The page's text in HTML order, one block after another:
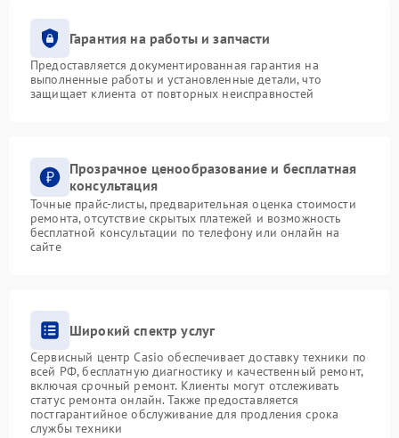
Гарантия на работы и запчасти
Предоставляется документированная гарантия на
выполненные работы и установленные детали, что
защищает клиента от повторных неисправностей
Прозрачное ценообразование и бесплатная
консультация
Точные прайс-листы, предварительная оценка стоимости
ремонта, отсутствие скрытых платежей и возможность
бесплатной консультации по телефону или онлайн на
сайте
Широкий спектр услуг
Сервисный центр Casio обеспечивает доставку техники по
всей РФ, бесплатную диагностику и качественный ремонт,
включая срочный ремонт. Клиенты могут отслеживать
статус ремонта онлайн. Также предоставляется
постгарантийное обслуживание для продления срока
службы техники